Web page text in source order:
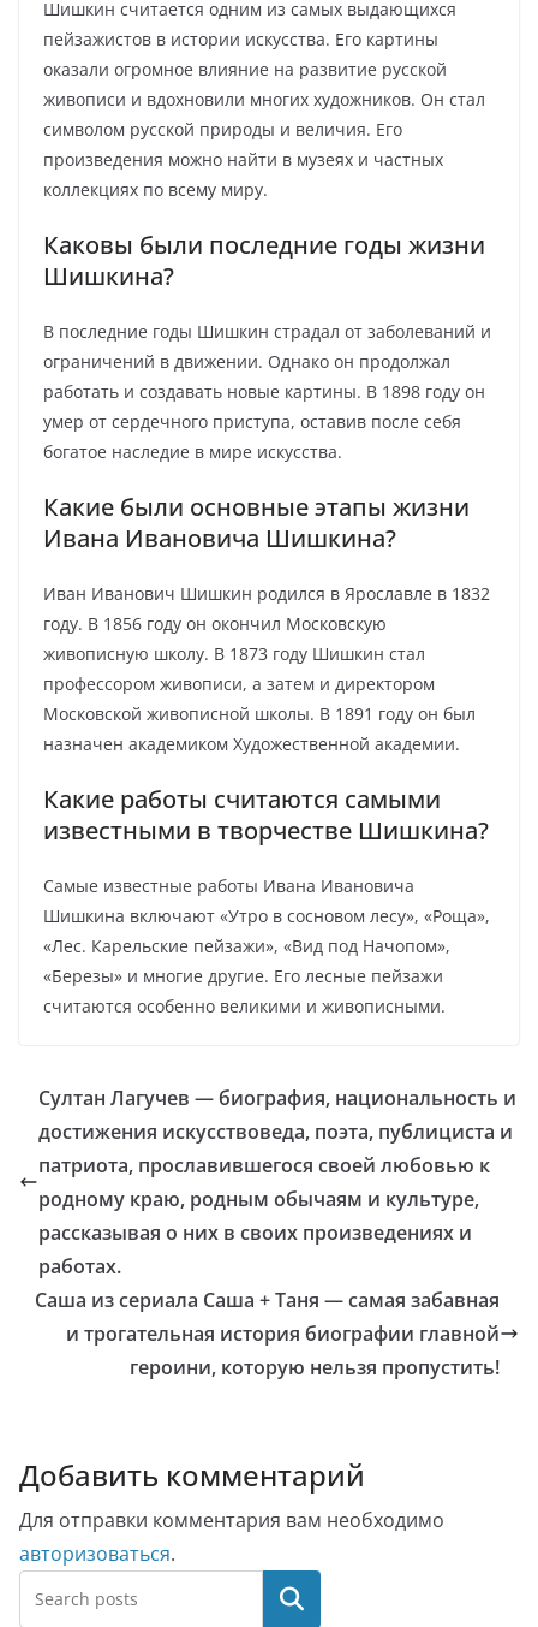
Шишкин считается одним из самых выдающихся
пейзажистов в истории искусства. Его картины
оказали огромное влияние на развитие русской
живописи и вдохновили многих художников. Он стал
символом русской природы и величия. Его
произведения можно найти в музеях и частных
коллекциях по всему миру.
Каковы были последние годы жизни
Шишкина?
В последние годы Шишкин страдал от заболеваний и
ограничений в движении. Однако он продолжал
работать и создавать новые картины. В 1898 году он
умер от сердечного приступа, оставив после себя
богатое наследие в мире искусства.
Какие были основные этапы жизни
Ивана Ивановича Шишкина?
Иван Иванович Шишкин родился в Ярославле в 1832
году. В 1856 году он окончил Московскую
живописную школу. В 1873 году Шишкин стал
профессором живописи, а затем и директором
Московской живописной школы. В 1891 году он был
назначен академиком Художественной академии.
Какие работы считаются самыми
известными в творчестве Шишкина?
Самые известные работы Ивана Ивановича
Шишкина включают «Утро в сосновом лесу», «Роща»,
«Лес. Карельские пейзажи», «Вид под Начопом»,
«Березы» и многие другие. Его лесные пейзажи
считаются особенно великими и живописными.
Султан Лагучев — биография, национальность и
достижения искусствоведа, поэта, публициста и
патриота, прославившегося своей любовью к
родному краю, родным обычаям и культуре,
рассказывая о них в своих произведениях и
работах.
Саша из сериала Саша + Таня — самая забавная
и трогательная история биографии главной
героини, которую нельзя пропустить!
Добавить комментарий
Для отправки комментария вам необходимо
авторизоваться.
Поиск